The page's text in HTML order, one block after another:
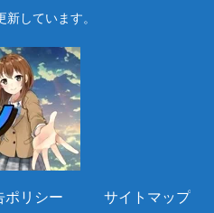
しています。
ポリシー サイトマップ